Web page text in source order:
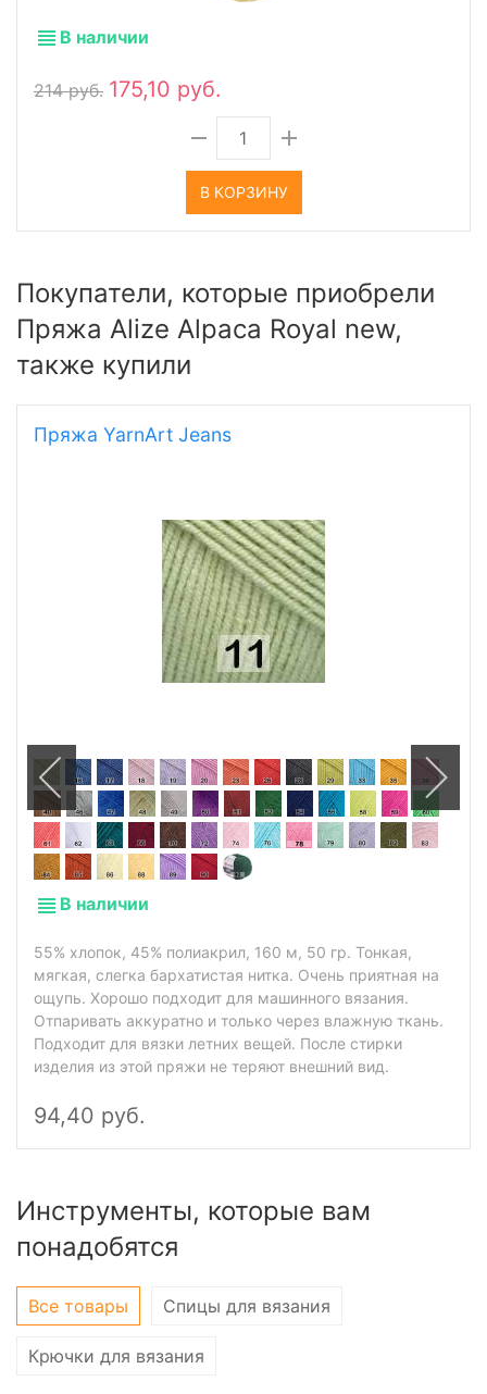
В наличии
214 руб. 175,10 руб.
В КОРЗИНУ
Покупатели, которые приобрели
Пряжа Alize Alpaca Royal new,
также купили
Пряжа YarnArt Jeans
В наличии
55% хлопок, 45% полиакрил, 160 м, 50 гр. Тонкая,
мягкая, слегка бархатистая нитка. Очень приятная на
ощупь. Хорошо подходит для машинного вязания.
Отпаривать аккуратно и только через влажную ткань.
Подходит для вязки летних вещей. После стирки
изделия из этой пряжи не теряют внешний вид.
94,40 руб.
Инструменты, которые вам
понадобятся
Все товары Спицы для вязания
Крючки для вязания